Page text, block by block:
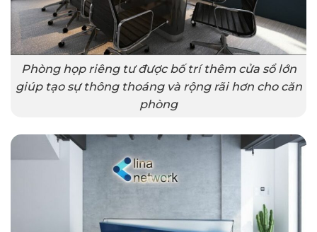
Phòng họp riêng tư được bố trí thêm cửa sổ lớn
giúp tạo sự thông thoáng và rộng rãi hơn cho căn
phòng